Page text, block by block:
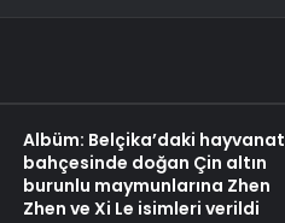
Albüm: Belçika’daki hayvanat
bahçesinde doğan Çin altın
burunlu maymunlarına Zhen
Zhen ve Xi Le isimleri verildi